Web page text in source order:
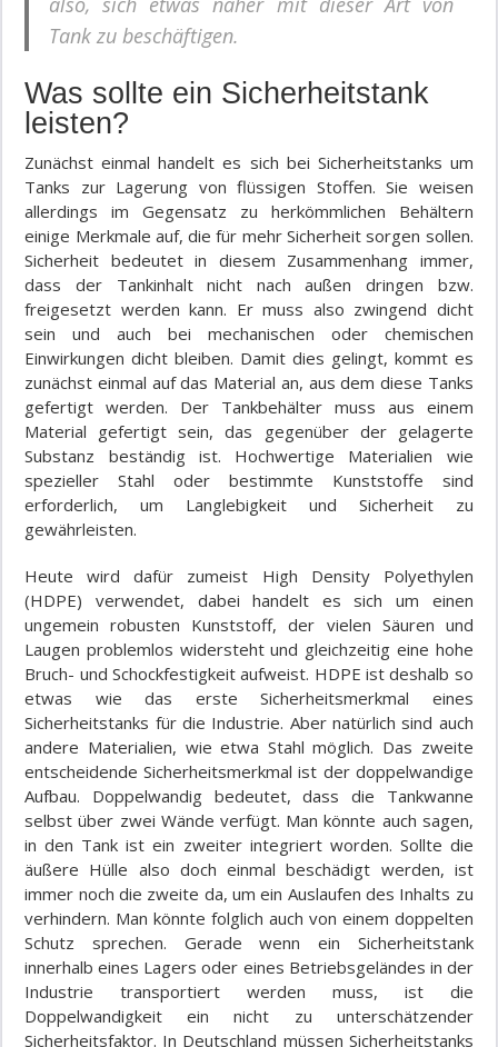
Tank zu beschäftigen.
Was sollte ein Sicherheitstank
leisten?
Zunächst einmal handelt es sich bei Sicherheitstanks um
Tanks zur Lagerung von flüssigen Stoffen. Sie weisen
allerdings im Gegensatz zu herkömmlichen Behältern
einige Merkmale auf, die für mehr Sicherheit sorgen sollen.
Sicherheit bedeutet in diesem Zusammenhang immer,
dass der Tankinhalt nicht nach außen dringen bzw.
freigesetzt werden kann. Er muss also zwingend dicht
sein und auch bei mechanischen oder chemischen
Einwirkungen dicht bleiben. Damit dies gelingt, kommt es
zunächst einmal auf das Material an, aus dem diese Tanks
gefertigt werden. Der Tankbehälter muss aus einem
Material gefertigt sein, das gegenüber der gelagerte
Substanz beständig ist. Hochwertige Materialien wie
spezieller Stahl oder bestimmte Kunststoffe sind
erforderlich, um Langlebigkeit und Sicherheit zu
gewährleisten.
Heute wird dafür zumeist High Density Polyethylen
(HDPE) verwendet, dabei handelt es sich um einen
ungemein robusten Kunststoff, der vielen Säuren und
Laugen problemlos widersteht und gleichzeitig eine hohe
Bruch- und Schockfestigkeit aufweist. HDPE ist deshalb so
etwas wie das erste Sicherheitsmerkmal eines
Sicherheitstanks für die Industrie. Aber natürlich sind auch
andere Materialien, wie etwa Stahl möglich. Das zweite
entscheidende Sicherheitsmerkmal ist der doppelwandige
Aufbau. Doppelwandig bedeutet, dass die Tankwanne
selbst über zwei Wände verfügt. Man könnte auch sagen,
in den Tank ist ein zweiter integriert worden. Sollte die
äußere Hülle also doch einmal beschädigt werden, ist
immer noch die zweite da, um ein Auslaufen des Inhalts zu
verhindern. Man könnte folglich auch von einem doppelten
Schutz sprechen. Gerade wenn ein Sicherheitstank
innerhalb eines Lagers oder eines Betriebsgeländes in der
Industrie transportiert werden muss, ist die
Doppelwandigkeit ein nicht zu unterschätzender
Sicherheitsfaktor. In Deutschland müssen Sicherheitstanks